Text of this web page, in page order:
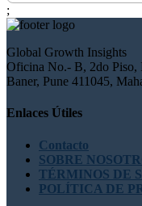
;
Global Growth Insights
Oficina No.- B, 2do Piso,
Baner, Pune 411045,
Enlaces Útiles
Contacto
SOBRE
TÉRMINOS DE
POLÍTICA DE